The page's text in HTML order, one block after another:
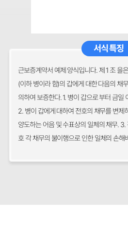
서식 특징
근보증계약서 예제 양식입니다. 제 1 조
(이하 병이라 함)의 갑에게 대한 다음의 채
의하여 보증한다. 1. 병이 갑으로 부터 금일
2. 병이 갑에게 대하여 전호의 채무를 변제
양도하는 어음 및 수표상의 일체의 채무.
호 각 채무의 불이행으로 인한 일체의 손해